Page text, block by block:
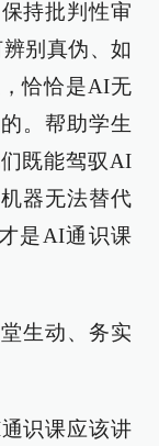
持批判性审
别真伪、如
恰恰是AI无
。帮助学生
既能驾驭AI
器无法替代
是AI通识课
生动、务实
识课应该讲